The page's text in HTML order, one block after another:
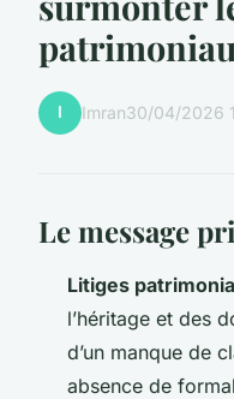
I Imran30/04/2026
Le message
Litiges
l’héritage et des
d’un manque de
absence de